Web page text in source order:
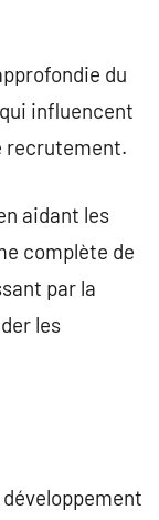
du
influencent
recrutement.
aidant les
complète de
par la
les